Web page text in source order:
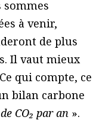
sommes
à venir,
de plus
Il vaut mieux
qui compte, ce
bilan carbone
CO₂ par an ».